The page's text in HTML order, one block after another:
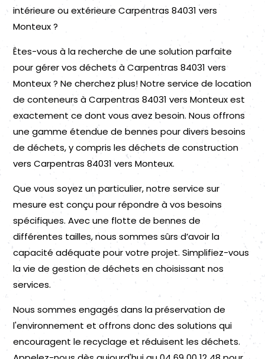
intérieure ou extérieure Carpentras 84031 vers
Monteux ?
Êtes-vous à la recherche de une solution parfaite
pour gérer vos déchets à Carpentras 84031 vers
Monteux ? Ne cherchez plus! Notre service de location
de conteneurs à Carpentras 84031 vers Monteux est
exactement ce dont vous avez besoin. Nous offrons
une gamme étendue de bennes pour divers besoins
de déchets, y compris les déchets de construction
vers Carpentras 84031 vers Monteux.
Que vous soyez un particulier, notre service sur
mesure est conçu pour répondre à vos besoins
spécifiques. Avec une flotte de bennes de
différentes tailles, nous sommes sûrs d’avoir la
capacité adéquate pour votre projet. Simplifiez-vous
la vie de gestion de déchets en choisissant nos
services.
Nous sommes engagés dans la préservation de
l'environnement et offrons donc des solutions qui
encouragent le recyclage et réduisent les déchets.